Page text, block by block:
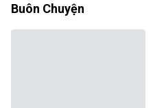
Buôn Chuyện